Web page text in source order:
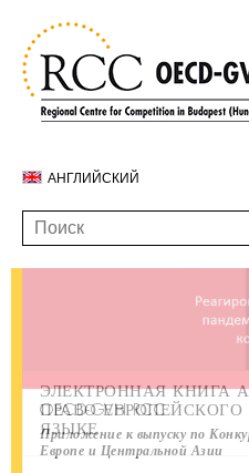
АНГЛИЙСКИЙ
OECD-GVH RCC
Приложение к выпуску по
Европе и Центральной Азии
ЭЛЕКТРОННАЯ КНИГА
ПРАВО
ЯЗЫКЕ
КОНТАКТ
ГОДОВОЙ ДОКЛАД ЗА